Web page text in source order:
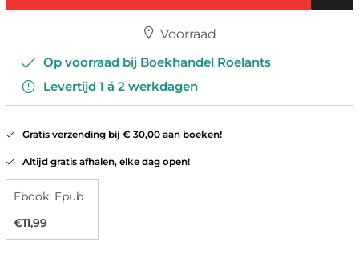
Voorraad
Op voorraad bij Boekhandel Roelants
Levertijd 1 á 2 werkdagen
Gratis verzending bij € 30,00 aan boeken!
Altijd gratis afhalen, elke dag open!
Ebook: Epub
€11,99